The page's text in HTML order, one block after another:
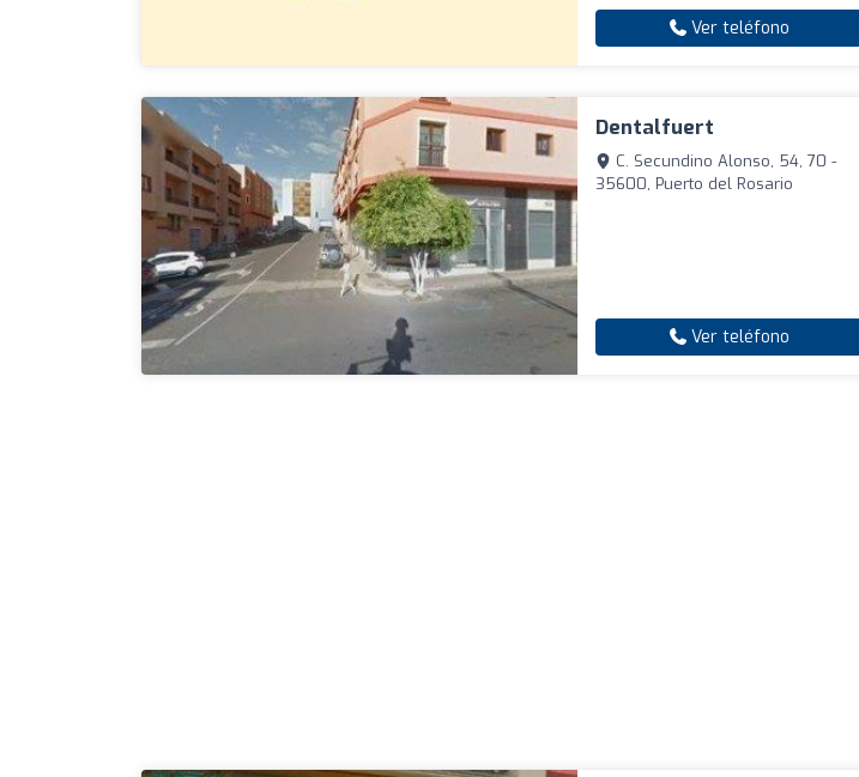
Ver teléfono
Dentalfuert
C. Secundino Alonso, 54, 70 -
35600, Puerto del Rosario
Ver teléfono